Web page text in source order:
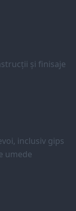
și finisaje
inclusiv gips
umede